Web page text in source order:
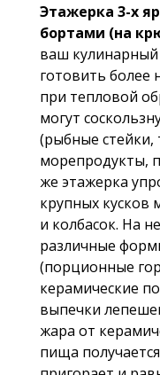
Этажерка 3-х
бортами (на
ваш
готовить
при тепловой
могут
(рыбные стейки,
морепродукты,
же этажерка
крупных кусков
и колбасок. На
различные
(порционные
керамические
выпечки
жара от
пища